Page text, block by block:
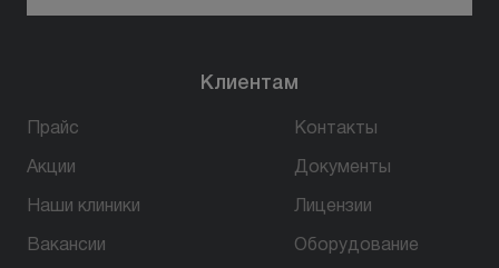
ул. Суворовский проспект, д. 20
БЕСПЛАТНАЯ КОНСУЛЬТАЦИЯ
Клиентам
Прайс
Акции
Наши клиники
Вакансии
Контакты
Документы
Лицензии
Оборудование